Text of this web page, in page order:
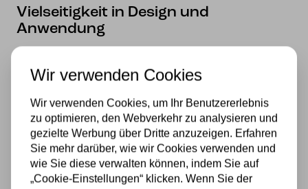
Vielseitigkeit in Design und
Anwendung
Große Tiffany-Lampenschirme gibt es in einer Vielzahl
von Designs, die von klassischen floralen Motiven bis hin
zu modernen geometrischen Mustern reichen. Diese
Vielfalt ermöglicht es Ihnen, einen Schirm zu wählen, der
perfekt zu Ihrer Einrichtung passt. Egal, ob Sie ein
traditionelles Esszimmer beleuchten oder ein modernes
Wohnzimmer akzentuieren möchten, es gibt immer
einen passenden Tiffany-Schirm.
Wir verwenden Cookies
Wir verwenden Cookies, um Ihr Benutzererlebnis
zu optimieren, den Webverkehr zu analysieren und
gezielte Werbung über Dritte anzuzeigen. Erfahren
Sie mehr darüber, wie wir Cookies verwenden und
wie Sie diese verwalten können, indem Sie auf
„Cookie-Einstellungen“ klicken. Wenn Sie der